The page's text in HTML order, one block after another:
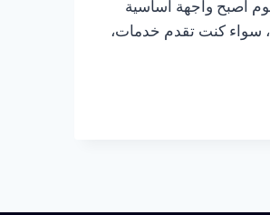
أصبح واجهة أساسية
سواء كنت تقدم خدمات،